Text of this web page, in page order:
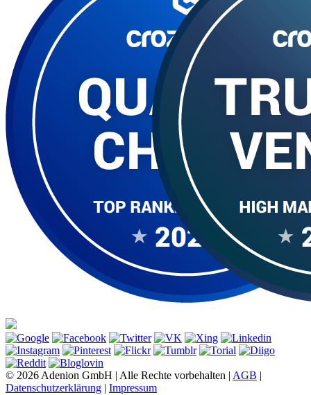
© 2026 Adenion GmbH | Alle Rechte vorbehalten | AGB |
Datenschutzerklärung | Impressum